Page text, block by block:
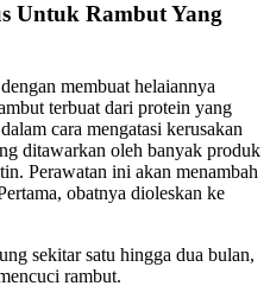
Untuk Rambut Yang
membuat helaiannya
terbuat dari protein yang
cara mengatasi kerusakan
ditawarkan oleh banyak produk
Perawatan ini akan menambah
obatnya dioleskan ke
sekitar satu hingga dua bulan,
rambut.